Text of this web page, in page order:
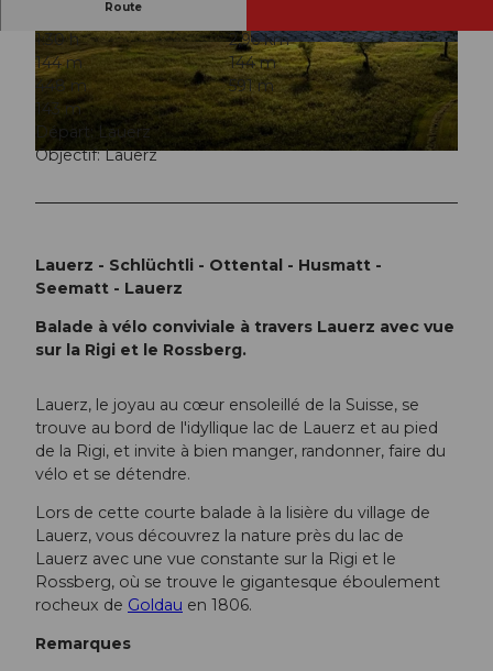
© Chris Krebs, RIGI BAHNEN AG
© Chris Krebs, RIGI BAHNEN AG © Chris Krebs, RIGI BAHNEN AG
Route
1:30 h
2,96 km
144 m
144 m
448 m
591 m
143 m
Départ: Lauerz
Objectif: Lauerz
Lauerz - Schlüchtli - Ottental - Husmatt -
Seematt - Lauerz
Balade à vélo conviviale à travers Lauerz avec vue
sur la Rigi et le Rossberg.
Lauerz, le joyau au cœur ensoleillé de la Suisse, se
trouve au bord de l'idyllique lac de Lauerz et au pied
de la Rigi, et invite à bien manger, randonner, faire du
vélo et se détendre.
Lors de cette courte balade à la lisière du village de
Lauerz, vous découvrez la nature près du lac de
Lauerz avec une vue constante sur la Rigi et le
Rossberg, où se trouve le gigantesque éboulement
rocheux de Goldau en 1806.
Remarques